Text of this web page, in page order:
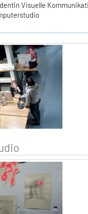
Visuelle